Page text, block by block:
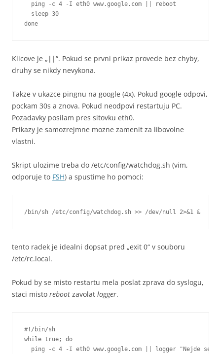
  ping -c 4 -I eth0 www.google.com || reboot
  sleep 30
done
Klicove je „||“. Pokud se prvni prikaz provede bez chyby,
druhy se nikdy nevykona.
Takze v ukazce pingnu na google (4x). Pokud google odpovi,
pockam 30s a znova. Pokud neodpovi restartuju PC.
Pozadavky posilam pres sitovku eth0.
Prikazy je samozrejmne mozne zamenit za libovolne
vlastni.
Skript ulozime treba do /etc/config/watchdog.sh (vim,
odporuje to FSH) a spustime ho pomoci:
/bin/sh /etc/config/watchdog.sh >> /dev/null 2>&1 &
tento radek je idealni dopsat pred „exit 0“ v souboru
/etc/rc.local.
Pokud by se misto restartu mela poslat zprava do syslogu,
staci misto reboot zavolat logger.
#!/bin/sh
while true; do
ping -c 4 -I eth0 www.google.com || logger "Nejde se